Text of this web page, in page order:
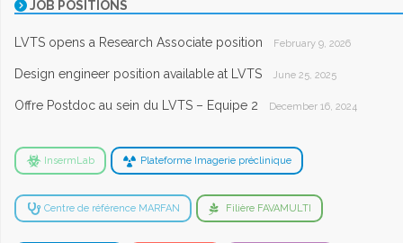
JOB POSITIONS
LVTS opens a Research Associate position February 9, 2026
Design engineer position available at LVTS June 25, 2025
Offre Postdoc au sein du LVTS – Equipe 2 December 16, 2024
InsermLab Plateforme Imagerie préclinique
Centre de référence MARFAN Filière FAVAMULTI